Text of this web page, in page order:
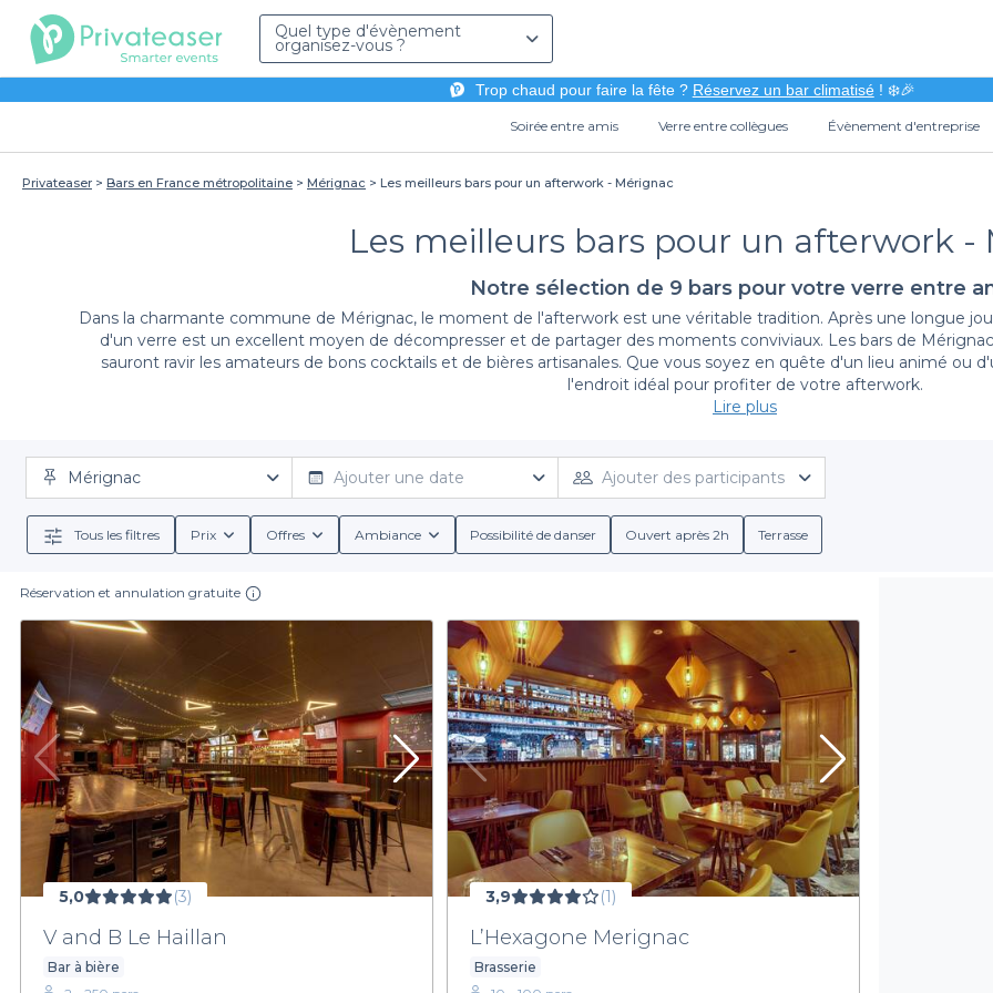
Quel type d'évènement
organisez-vous ?
Trop chaud pour faire la fête ? Réservez un bar climatisé! ❄️🎉
Soirée entre amis Verre entre collègues Évènement d'entreprise
Privateaser Bars en France métropolitaine Mérignac Les meilleurs bars pour un afterwork - Mérignac
Les meilleurs bars pour un afterwork -
Notre sélection de 9 bars pour votre verre entre
Dans la charmante commune de Mérignac, le moment de l'afterwork est une véritable tradition. Après une longue
d'un verre est un excellent moyen de décompresser et de partager des moments conviviaux. Les bars de
sauront ravir les amateurs de bons cocktails et de bières artisanales. Que vous soyez en quête d'un lieu animé ou
l'endroit idéal pour profiter de votre afterwork.
En utilisant la plateforme Privateaser, organisateur d'événements, la réservation de votre bar sera d'une simplicité
meilleurs établissements de Mérignac, chacun ayant ses propres spécialités en termes de boissons. Des cocktails
facilement trouver un menu qui ravira vos convives.
planifier votre afterwork sereinement. Que vous souhaitiez un espace privatisé ou simplement les meilleures tables
Faites de votre afterwork un moment inoubliable
Ne laissez pas le stress de l'organisation vous freiner pour votre prochaine sortie. Grâce à Privateaser, la réservation
notre gamme d'établissements et dénichez le lieu parfait pour votre afterwork. Que vous soyez adepte d'un cadre
avons ce qu'il vous faut. Faites le premier pas vers une soirée réussie en visitant notre site et laissez-vous séduire
que Mérignac a à offrir.
Lire plus
Mérignac Ajouter une date Ajouter des participants
Tous les filtres Prix Offres Ambiance Possibilité de danser Ouvert après 2h Terrasse
Réservation et annulation gratuite
5,0 (3)
V and B Le Haillan
Bar à bière
3,9 (1)
L’Hexagone Merignac
Brasserie